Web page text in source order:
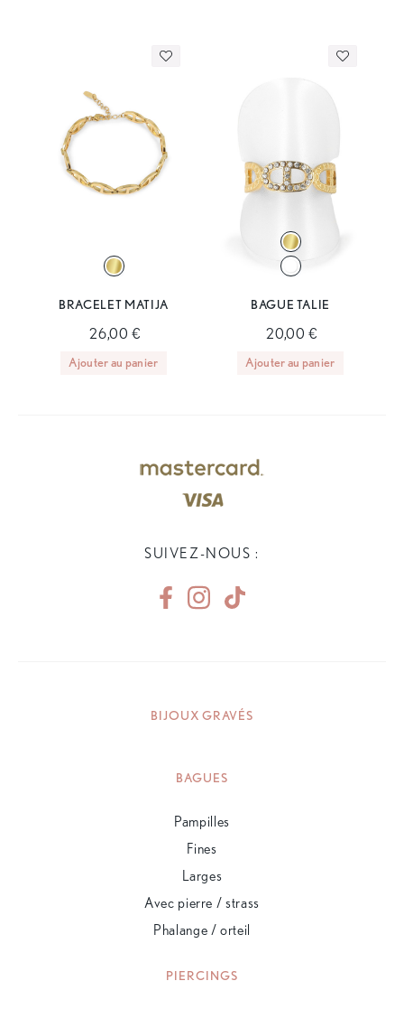
BRACELET MATIJA
26,00 €
Ajouter au panier
BAGUE TALIE
20,00 €
Ajouter au panier
SUIVEZ-NOUS :
BIJOUX GRAVÉS
BAGUES
Pampilles
Fines
Larges
Avec pierre / strass
Phalange / orteil
PIERCINGS